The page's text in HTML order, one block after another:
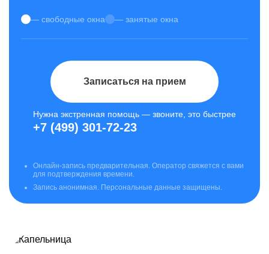
— свободные окна — занятые окна
Записаться на прием
Нужна экстренная помощь — звоните, это быстрее
+7 (499) 301-72-23
Онлайн-запись предварительная. Оператор свяжется с вами
для подтверждения времени.
Запись анонимная. Персональные данные защищены.